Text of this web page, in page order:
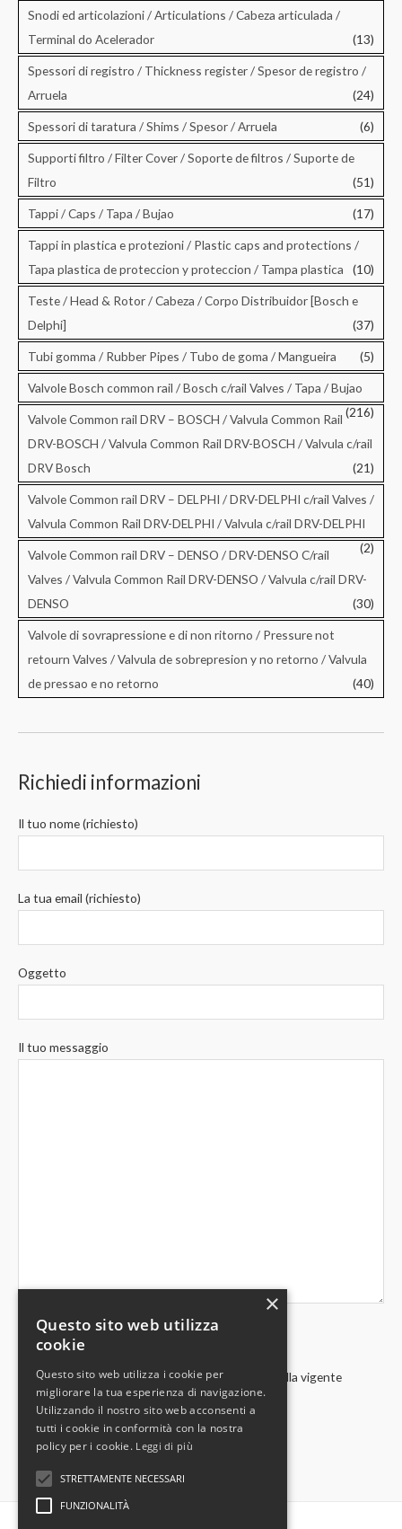
Snodi ed articolazioni / Articulations / Cabeza articulada /
Terminal do Acelerador
(13)
Spessori di registro / Thickness register / Spesor de registro /
Arruela
(24)
Spessori di taratura / Shims / Spesor / Arruela (6)
Supporti filtro / Filter Cover / Soporte de filtros / Suporte de
Filtro
(51)
Tappi / Caps / Tapa / Bujao (17)
Tappi in plastica e protezioni / Plastic caps and protections /
Tapa plastica de proteccion y proteccion / Tampa plastica
(10)
Teste / Head & Rotor / Cabeza / Corpo Distribuidor [Bosch e
Delphi]
(37)
Tubi gomma / Rubber Pipes / Tubo de goma / Mangueira (5)
Valvole Bosch common rail / Bosch c/rail Valves / Tapa / Bujao
(216)
Valvole Common rail DRV – BOSCH / Valvula Common Rail
DRV-BOSCH / Valvula Common Rail DRV-BOSCH / Valvula c/rail
DRV Bosch
(21)
Valvole Common rail DRV – DELPHI / DRV-DELPHI c/rail Valves /
Valvula Common Rail DRV-DELPHI / Valvula c/rail DRV-DELPHI
(2)
Valvole Common rail DRV – DENSO / DRV-DENSO C/rail
Valves / Valvula Common Rail DRV-DENSO / Valvula c/rail DRV-
DENSO
(30)
Valvole di sovrapressione e di non ritorno / Pressure not
retourn Valves / Valvula de sobrepresion y no retorno / Valvula
de pressao e no retorno
(40)
Richiedi informazioni
Il tuo nome (richiesto)
La tua email (richiesto)
Oggetto
Il tuo messaggio
Acconsento al trattamento dei miei dati in base alla vigente
normativa privacy
×
Questo sito web utilizza
cookie
Questo sito web utilizza i cookie per
migliorare la tua esperienza di navigazione.
Utilizzando il nostro sito web acconsenti a
tutti i cookie in conformità con la nostra
policy per i cookie. Leggi di più
STRETTAMENTE NECESSARI
FUNZIONALITÀ